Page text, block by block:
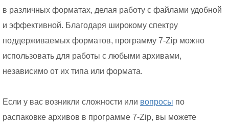
в различных форматах, делая работу с файлами удобной
и эффективной. Благодаря широкому спектру
поддерживаемых форматов, программу 7-Zip можно
использовать для работы с любыми архивами,
независимо от их типа или формата.
Если у вас возникли сложности или вопросы по
распаковке архивов в программе 7-Zip, вы можете